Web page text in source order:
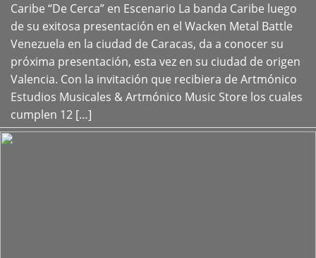
Caribe “De Cerca” en Escenario La banda Caribe luego
de su exitosa presentación en el Wacken Metal Battle
Venezuela en la ciudad de Caracas, da a conocer su
próxima presentación, esta vez en su ciudad de origen
Valencia. Con la invitación que recibiera de Artmónico
Estudios Musicales & Artmónico Music Store los cuales
cumplen 12 […]
+